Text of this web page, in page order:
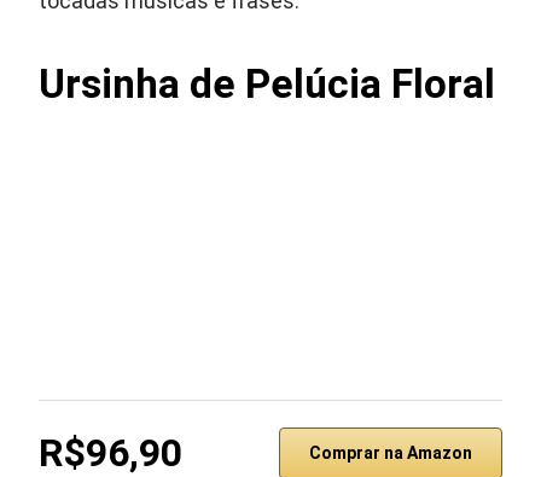
Ursinha de Pelúcia Floral
R$96,90 Comprar na Amazon